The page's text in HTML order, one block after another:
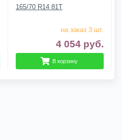
165/70 R14 81T
на заказ 3 шт.
4 054 руб.
В корзину